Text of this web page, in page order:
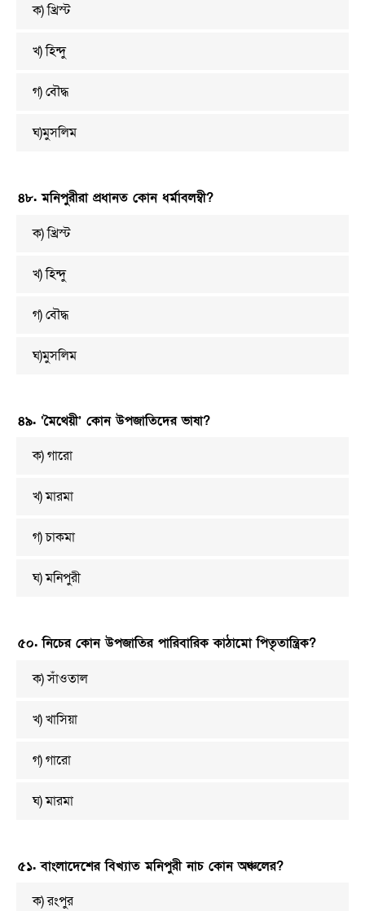
ক) খ্রিস্ট
খ) হিন্দু
গ) বৌদ্ধ
ঘ)মুসলিম
৪৮. মনিপুরীরা প্রধানত কোন ধর্মাবলম্বী?
ক) খ্রিস্ট
খ) হিন্দু
গ) বৌদ্ধ
ঘ)মুসলিম
৪৯. ‘মৈথেয়ী’ কোন উপজাতিদের ভাষা?
ক) গারো
খ) মারমা
গ) চাকমা
ঘ) মনিপুরী
৫০. নিচের কোন উপজাতির পারিবারিক কাঠামো পিতৃতান্ত্রিক?
ক) সাঁওতাল
খ) খাসিয়া
গ) গারো
ঘ) মারমা
৫১. বাংলাদেশের বিখ্যাত মনিপুরী নাচ কোন অঞ্চলের?
ক) রংপুর